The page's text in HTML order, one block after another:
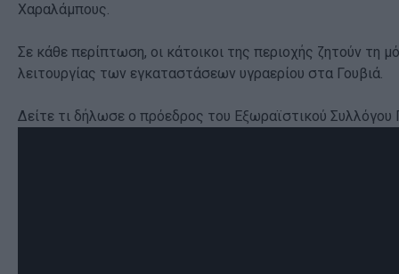
Χαραλάμπους.
Σε κάθε περίπτωση, οι κάτοικοι της περιοχής ζητούν τη
λειτουργίας των εγκαταστάσεων υγραερίου στα Γουβιά.
Δείτε τι δήλωσε ο πρόεδρος του Εξωραϊστικού Συλλόγου